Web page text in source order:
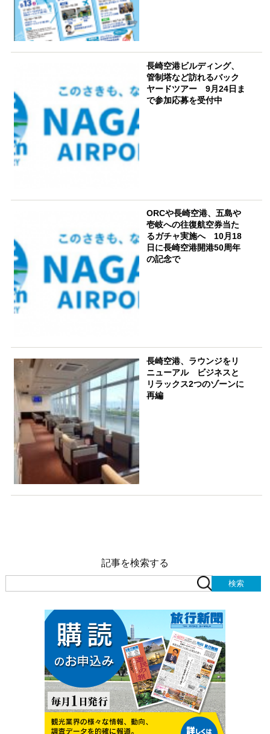
長崎空港ビルディング、
管制塔など訪れるバック
ヤードツアー 9月24日ま
で参加応募を受付中
ORCや長崎空港、五島や
壱岐への往復航空券当た
るガチャ実施へ 10月18
日に長崎空港開港50周年
の記念で
長崎空港、ラウンジをリ
ニューアル ビジネスと
リラックス2つのゾーンに
再編
記事を検索する